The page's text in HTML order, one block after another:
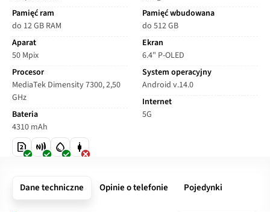
Pamięć ram
do 12 GB RAM
Aparat
50 Mpix
Procesor
MediaTek Dimensity 7300, 2,50
GHz
Bateria
4310 mAh
Pamięć wbudowana
do 512 GB
Ekran
6.4" P-OLED
System operacyjny
Android v.14.0
Internet
5G
Dane techniczne Opinie o telefonie Pojedynki